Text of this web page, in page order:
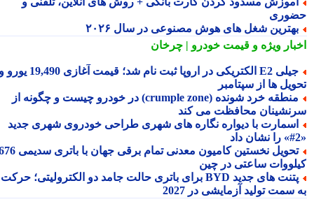
شغل های هوش مصنوعی در سال ۲۰۲۶
ویژهو قیمت خودرو | چرخان
جیلی E2 الکتریکی در اروپا ثبت نام شد؛ قیمت آغازی 19,490 یورو و
ها از سپتامبر
منطقه خرد شونده (crumple zone) در خودرو چیست و چگونه از
محافظت می کند
با دیواره نگاره های شهری طراحی خودروی شهری جدید
تحویل نخستین کامیون معدنی تمام برقی جهان با باتری سدیمی 676
ساعتی در چین
پتنت های جدید BYD برای باتری حالت جامد دو الکترولیتی؛ حرکت
سمت تولید آزمایشی در 2027